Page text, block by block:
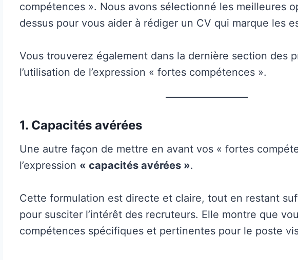
compétences ». Nous avons sélectionné les meilleures
dessus pour vous aider à rédiger un CV qui marque les
Vous trouverez également dans la dernière section des
l’utilisation de l’expression « fortes compétences ».
1. Capacités avérées
Une autre façon de mettre en avant vos « fortes
l’expression « capacités avérées ».
Cette formulation est directe et claire, tout en restant
pour susciter l’intérêt des recruteurs. Elle montre que
compétences spécifiques et pertinentes pour le poste